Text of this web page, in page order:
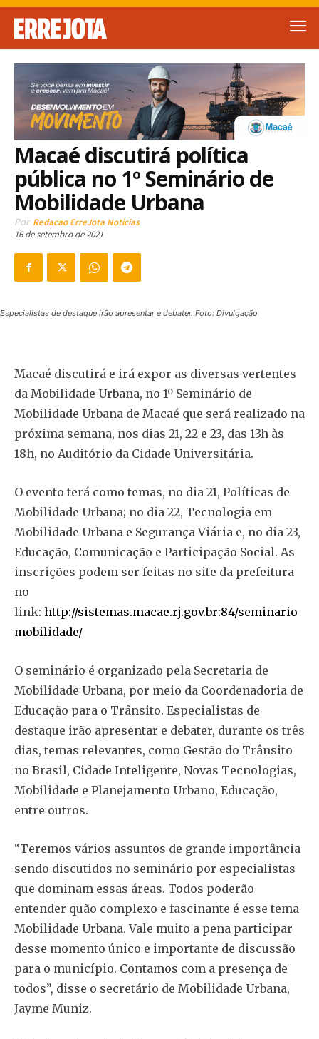
Macaé discutirá política
pública no 1º Seminário de
Mobilidade Urbana
Por Redacao ErreJota Noticias
16 de setembro de 2021
Especialistas de destaque irão apresentar e debater. Foto: Divulgação
Macaé discutirá e irá expor as diversas vertentes
da Mobilidade Urbana, no 1º Seminário de
Mobilidade Urbana de Macaé que será realizado na
próxima semana, nos dias 21, 22 e 23, das 13h às
18h, no Auditório da Cidade Universitária.
O evento terá como temas, no dia 21, Políticas de
Mobilidade Urbana; no dia 22, Tecnologia em
Mobilidade Urbana e Segurança Viária e, no dia 23,
Educação, Comunicação e Participação Social. As
inscrições podem ser feitas no site da prefeitura
no
link: http://sistemas.macae.rj.gov.br:84/seminario
mobilidade/
O seminário é organizado pela Secretaria de
Mobilidade Urbana, por meio da Coordenadoria de
Educação para o Trânsito. Especialistas de
destaque irão apresentar e debater, durante os três
dias, temas relevantes, como Gestão do Trânsito
no Brasil, Cidade Inteligente, Novas Tecnologias,
Mobilidade e Planejamento Urbano, Educação,
entre outros.
“Teremos vários assuntos de grande importância
sendo discutidos no seminário por especialistas
que dominam essas áreas. Todos poderão
entender quão complexo e fascinante é esse tema
Mobilidade Urbana. Vale muito a pena participar
desse momento único e importante de discussão
para o município. Contamos com a presença de
todos”, disse o secretário de Mobilidade Urbana,
Jayme Muniz.